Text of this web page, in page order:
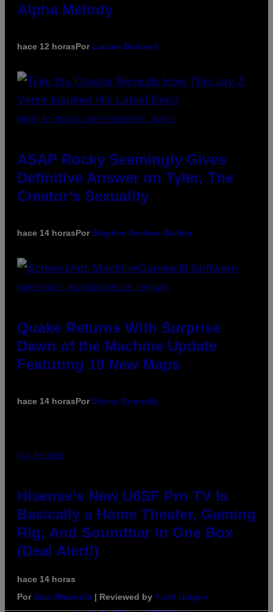
Alpha Melody
hace 12 horasPor Lauren Boisvert
PHOTO BY MONICA SCHIPPER/GETTY IMAGES
ASAP Rocky Seemingly Gives
Definitive Answer on Tyler, The
Creator’s Sexuality
hace 14 horasPorStephen Andrew Galiher
SCREENSHOT: MACHINEGAMES/ID SOFTWARE
Quake Returns With Surprise
Dawn of the Machine Update
Featuring 19 New Maps
hace 14 horasPor Denny Connolly
VIA HISENSE
Hisense’s New U6SF Pro TV Is
Basically a Home Theater, Gaming
Rig, And Soundbar In One Box
(Deal Alert!)
hace 14 horas
PorSam Watanuki | Reviewed by Ysolt Usigan